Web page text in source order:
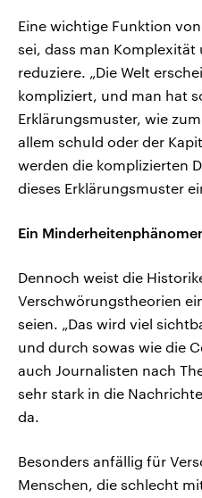
Eine wichtige Funktion
sei, dass man
reduziere. „Die Welt
kompliziert, und man hat
Erklärungsmuster, wie
allem schuld oder der
werden die komplizierten
dieses Erklärungsmuster
Ein
Dennoch weist die
Verschwörungstheorien
seien. „Das wird viel
und durch sowas wie die
auch Journalisten nach
sehr stark in die
da.
Besonders anfällig für
Menschen, die schlecht